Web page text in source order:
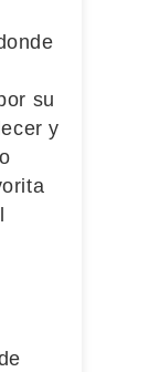
su
y